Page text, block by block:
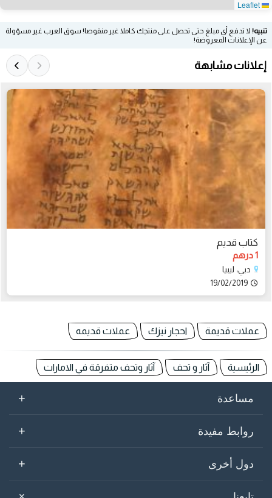
تنبيه! لا تدفع أي مبلغ حتى تحصل على منتجك كاملا غير منقوصا! سوق العرب غير مسؤولة
عن الإعلانات المعروضة!
إعلانات مشابهة
كتاب قديم
1 درهم
دبي، ليبيا
19/02/2019
عملات قديمة احجار نيزك عملات قديمه
الرئيسية آثار و تحف آثار وتحف متفرقة في الامارات
مساعدة +
روابط مفيدة +
دول أخرى +